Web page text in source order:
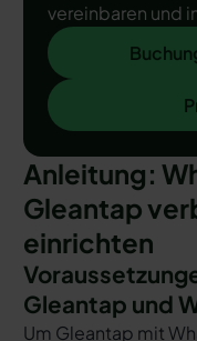
vereinbaren und
Buchungtermin
Preise ansehen
Anleitung:
Gleantap
einrichten
Gleantap und
Um Gleantap mit